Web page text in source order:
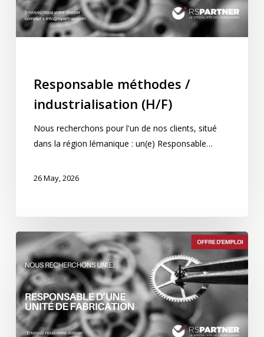
Responsable méthodes /
industrialisation (H/F)
Nous recherchons pour l'un de nos clients, situé
dans la région lémanique : un(e) Responsable…
26 May, 2026
Responsable
d’une
unité
de
fabrication
(H/F)